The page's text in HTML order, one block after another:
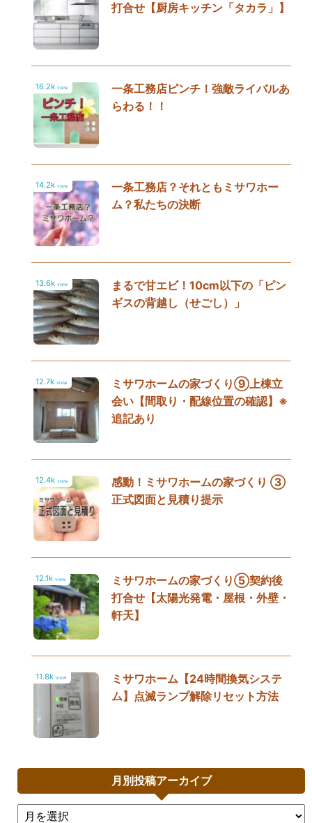
打合せ【厨房キッチン「タカラ」】
16.2k view
一条工務店ピンチ！強敵ライバルあ
らわる！！
14.2k view
一条工務店？それともミサワホー
ム？私たちの決断
13.6k view
まるで甘エビ！10cm以下の「ピン
ギスの背越し（せごし）」
12.7k view
ミサワホームの家づくり⑨上棟立
会い【間取り・配線位置の確認】※
追記あり
12.4k view
感動！ミサワホームの家づくり ③
正式図面と見積り提示
12.1k view
ミサワホームの家づくり⑤契約後
打合せ【太陽光発電・屋根・外壁・
軒天】
11.8k view
ミサワホーム【24時間換気システ
ム】点滅ランプ解除リセット方法
月別投稿アーカイブ